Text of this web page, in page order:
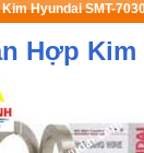
Hyundai SMT-
Hợp Kim